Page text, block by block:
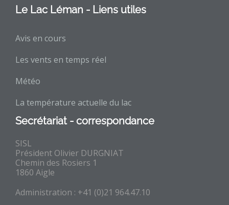
Le Lac Léman - Liens utiles
Avis en cours
Les vents en temps réel
Météo
La température actuelle du lac
Secrétariat - correspondance
SISL
Président Olivier DURGNIAT
Chemin des Rosiers 1
1860 Aigle
Administration : +41 (0)21 964.47.10